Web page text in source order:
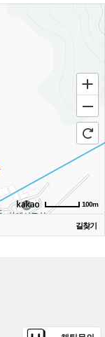
100m
길찾기